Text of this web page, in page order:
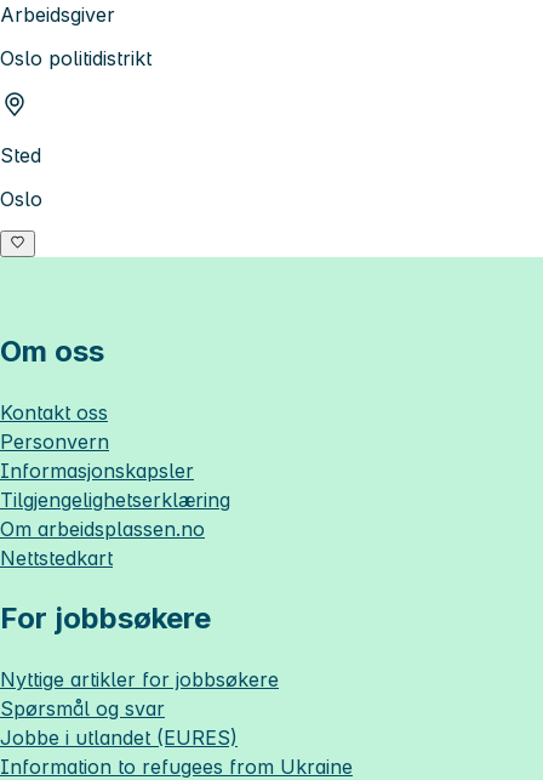
Arbeidsgiver
Oslo politidistrikt
Sted
Oslo
Om oss
Kontakt oss
Personvern
Informasjonskapsler
Tilgjengelighetserklæring
Om arbeidsplassen.no
Nettstedkart
For jobbsøkere
Nyttige artikler for jobbsøkere
Spørsmål og svar
Jobbe i utlandet (EURES)
Information to refugees from Ukraine